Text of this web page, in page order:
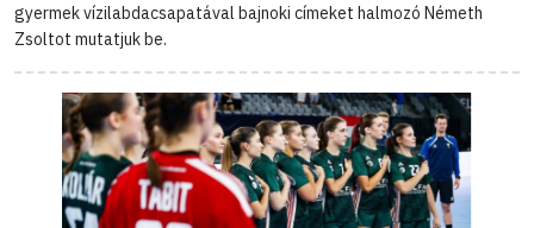
gyermek vízilabdacsapatával bajnoki címeket halmozó Németh
Zsoltot mutatjuk be.